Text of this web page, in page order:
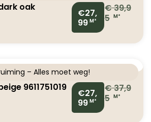
oak
€27,
99 M²
€39,9
5 M²
– Alles moet weg!
9611751019
€27,
99 M²
€37,9
5 M²